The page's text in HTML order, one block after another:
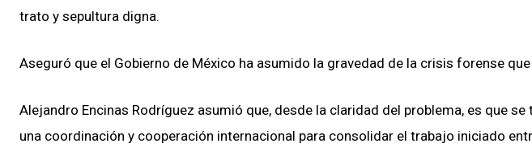
trato y sepultura digna.
Aseguró que el Gobierno de México ha asumido la gravedad de la crisis forense
Alejandro Encinas Rodríguez asumió que, desde la claridad del problema, es que
una coordinación y cooperación internacional para consolidar el trabajo iniciado